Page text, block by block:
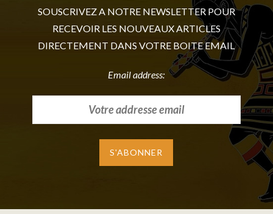
SOUSCRIVEZ A NOTRE NEWSLETTER POUR
RECEVOIR LES NOUVEAUX ARTICLES
DIRECTEMENT DANS VOTRE BOITE EMAIL
Email address: